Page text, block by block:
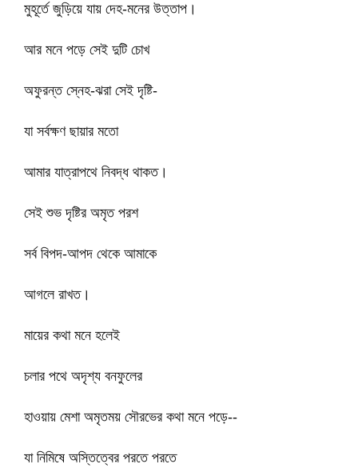
মুহূর্তে জুড়িয়ে যায় দেহ-মনের উত্তাপ।
আর মনে পড়ে সেই দুটি চোখ
অফুরন্ত স্নেহ-ঝরা সেই দৃষ্টি-
যা সর্বক্ষণ ছায়ার মতো
আমার যাত্রাপথে নিবদ্ধ থাকত।
সেই শুভ দৃষ্টির অমৃত পরশ
সর্ব বিপদ-আপদ থেকে আমাকে
আগলে রাখত।
মায়ের কথা মনে হলেই
চলার পথে অদৃশ্য বনফুলের
হাওয়ায় মেশা অমৃতময় সৌরভের কথা মনে পড়ে--
যা নিমিষে অস্তিত্বের পরতে পরতে